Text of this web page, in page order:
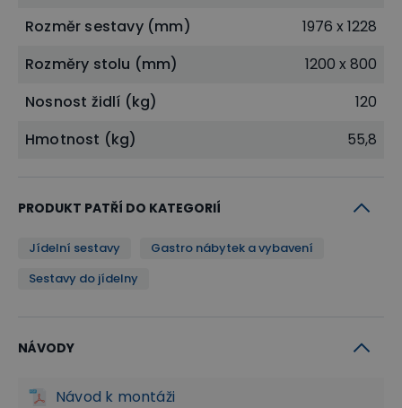
Rozměr sestavy (mm)
1976 x 1228
Rozměry stolu (mm)
1200 x 800
Nosnost židlí (kg)
120
Hmotnost (kg)
55,8
PRODUKT PATŘÍ DO KATEGORIÍ
Jídelní sestavy
Gastro nábytek a vybavení
Sestavy do jídelny
NÁVODY
Návod k montáži